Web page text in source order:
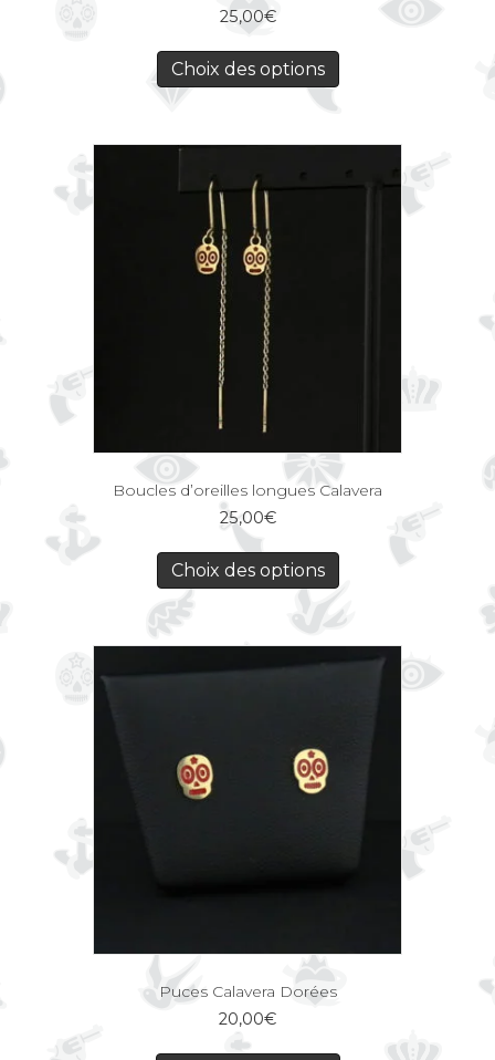
25,00€
Choix des options
Boucles d’oreilles longues Calavera
25,00€
Choix des options
Puces Calavera Dorées
20,00€